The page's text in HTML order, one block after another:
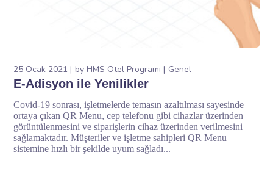
25 Ocak 2021 byHMS Otel Programı Genel
E-Adisyon ile Yenilikler
Covid-19 sonrası, işletmelerde temasın azaltılması sayesinde
ortaya çıkan QR Menu, cep telefonu gibi cihazlar üzerinden
görüntülenmesini ve siparişlerin cihaz üzerinden verilmesini
sağlamaktadır. Müşteriler ve işletme sahipleri QR Menu
sistemine hızlı bir şekilde uyum sağladı...